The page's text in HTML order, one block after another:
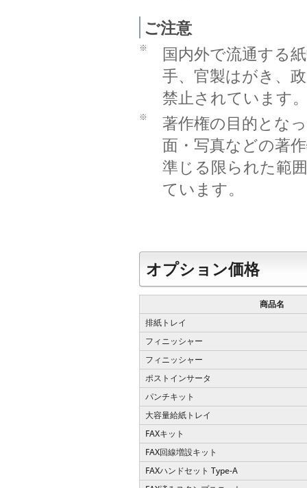
ご注意
※
国内外で流通する
手、官製はがき、
禁止されています
※
著作権の目的とな
面・写真などの著
準じる限られた範
ています。
オプション価格
商品名
排紙トレイ
フィニッシャー
フィニッシャー
ポストインサータ
パンチキット
大容量給紙トレイ
FAXキット
FAX回線増設キット
FAXハンドセット Type-A